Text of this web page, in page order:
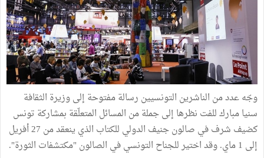
وجّه عدد من الناشرين التونسيين رسالة مفتوحة إلى وزيرة الثقافة
سنيا مبارك للفت نظرها إلى جملة من المسائل المتعلّقة بمشاركة تونس
كضيف شرف في صالون جنيف الدولي للكتاب الذي ينعقد من 27 أفريل
إلى 1 ماي. وقد اختير للجناح التونسي في الصالون "مكتشفات الثورة".